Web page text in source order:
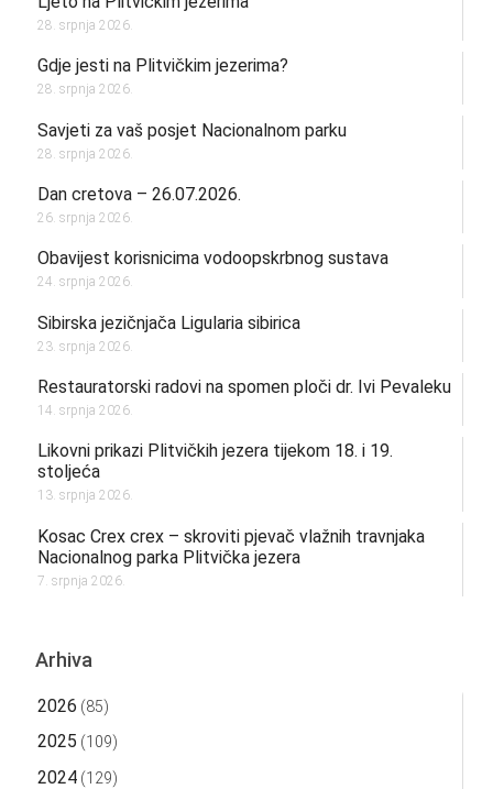
28. srpnja 2026.
Gdje jesti na Plitvičkim jezerima?
28. srpnja 2026.
Savjeti za vaš posjet Nacionalnom parku
28. srpnja 2026.
Dan cretova – 26.07.2026.
26. srpnja 2026.
Obavijest korisnicima vodoopskrbnog sustava
24. srpnja 2026.
Sibirska jezičnjača Ligularia sibirica
23. srpnja 2026.
Restauratorski radovi na spomen ploči dr. Ivi Pevaleku
14. srpnja 2026.
Likovni prikazi Plitvičkih jezera tijekom 18. i 19.
stoljeća
13. srpnja 2026.
Kosac Crex crex – skroviti pjevač vlažnih travnjaka
Nacionalnog parka Plitvička jezera
7. srpnja 2026.
Arhiva
2026 (85)
2025 (109)
2024(129)